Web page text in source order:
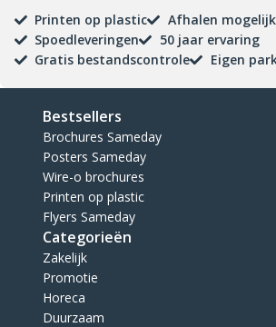
Printen op plastic
Afhalen mogelijk
Spoedleveringen
50 jaar ervaring
Gratis bestandscontrole
Eigen
Bestsellers
Brochures Sameday
Posters Sameday
Wire-o brochures
Printen op plastic
Flyers Sameday
Categorieën
Zakelijk
Promotie
Horeca
Duurzaam